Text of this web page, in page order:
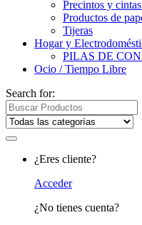
Precintos y
Productos de
Tijeras
Hogar y
PILAS DE
Ocio / Tiempo Libre
Search for:
¿Eres cliente?
Acceder
¿No tienes cuenta?